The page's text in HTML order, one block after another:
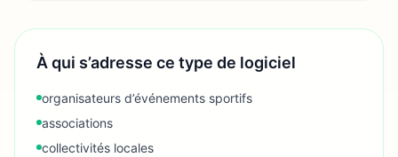
À qui s’adresse ce type de logiciel
organisateurs d’événements sportifs
associations
collectivités locales